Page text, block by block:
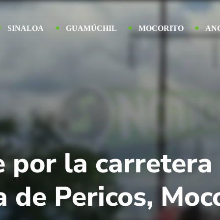
SINALOA GUAMÚCHIL MOCORITO
por la
de Pericos,